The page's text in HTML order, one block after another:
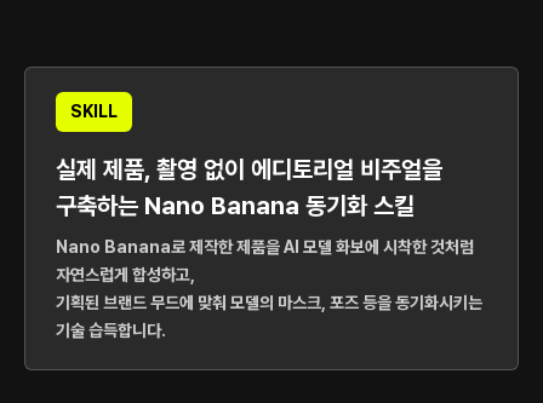
SKILL
실제 제품, 촬영 없이 에디토리얼 비주얼을
구축하는 Nano Banana 동기화 스킬
Nano Banana로 제작한 제품을 AI 모델 화보에 시착한 것처럼
자연스럽게 합성하고,
기획된 브랜드 무드에 맞춰 모델의 마스크, 포즈 등을 동기화시키는
기술 습득합니다.